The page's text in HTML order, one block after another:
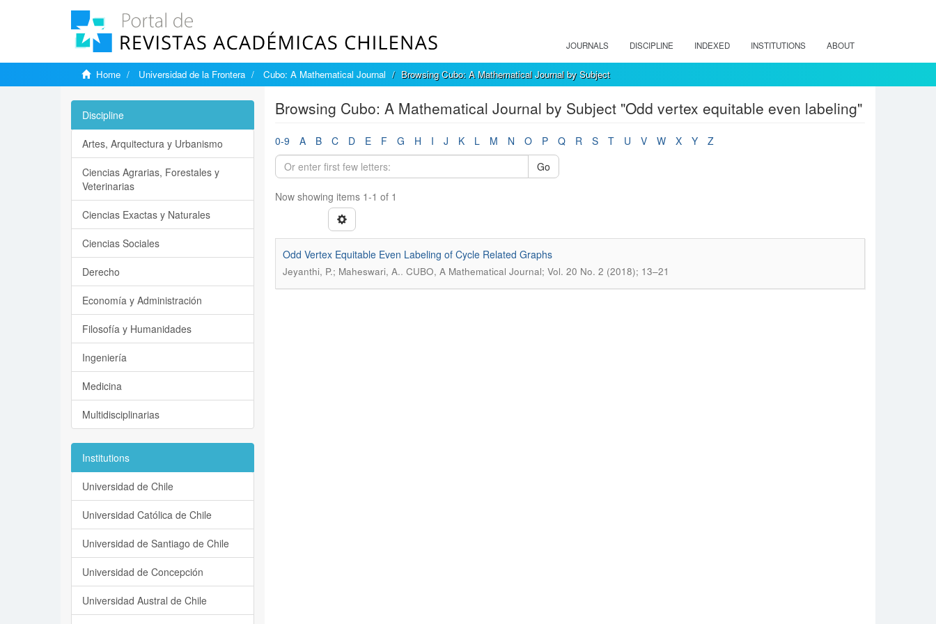
JOURNALS DISCIPLINE INDEXED INSTITUTIONS ABOUT
Home Universidad de la Frontera Cubo: A Mathematical Journal Browsing Cubo: A Mathematical Journal by Subject
Browsing Cubo: A Mathematical Journal by Subject "Odd vertex equitable even labeling"
0-9 A B C D E F G H I J K L M N O P Q R S T U V W X Y
Z
Go
Now showing items 1-1 of 1
Odd Vertex Equitable Even Labeling of Cycle Related Graphs
Jeyanthi, P.; Maheswari, A.. CUBO, A Mathematical Journal; Vol. 20 No. 2 (2018); 13–21
Discipline
Artes, Arquitectura y Urbanismo
Ciencias Agrarias, Forestales y
Veterinarias
Ciencias Exactas y Naturales
Ciencias Sociales
Derecho
Economía y Administración
Filosofía y Humanidades
Ingeniería
Medicina
Multidisciplinarias
Institutions
Universidad de Chile
Universidad Católica de Chile
Universidad de Santiago de Chile
Universidad de Concepción
Universidad Austral de Chile